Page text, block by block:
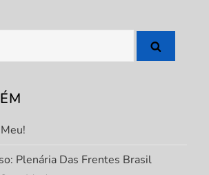
Plenária Das Frentes Brasil